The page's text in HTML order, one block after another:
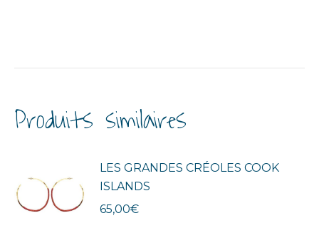
Produits similaires
LES GRANDES CRÉOLES COOK
ISLANDS
65,00€